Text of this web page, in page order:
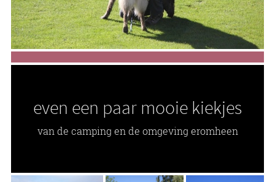
even een paar mooie kiekjes
van de camping en de omgeving eromheen